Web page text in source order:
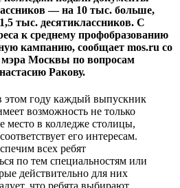
— на 10 тыс. больше,
тыс. десятиклассников. С
к среднему профобразованию
кампанию, сообщает mos.ru со
мэра Москвы по вопросам
Ракову.
этом году каждый выпускник
возможность не только
место в колледже столицы,
его интересам.
всех ребят
по тем специальностям или
действительно для них
что ребята выбирают